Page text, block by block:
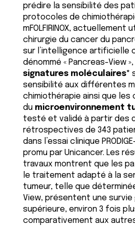
prédire la sensibilité des
protocoles de
mFOLFIRINOX, actuellement
chirurgie du cancer du
sur l’intelligence artificielle
dénommé « Pancreas-View
signatures moléculaires*
sensibilité aux différentes
chimiothérapie ainsi que
du microenvironnement
testé et validé à partir des
rétrospectives de 343
dans l’essai clinique
promu par Unicancer. Les
travaux montrent que les
le traitement adapté à la
tumeur, telle que
View, présentent une survie
supérieure, environ 3 fois
comparativement aux